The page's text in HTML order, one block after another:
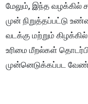
மேலும், இந்த வழக்கில்
முன் நிறுத்தப்பட்டு
வடக்கு மற்றும்
உரிமை மீறல்கள்
முன்னெடுக்கப்பட